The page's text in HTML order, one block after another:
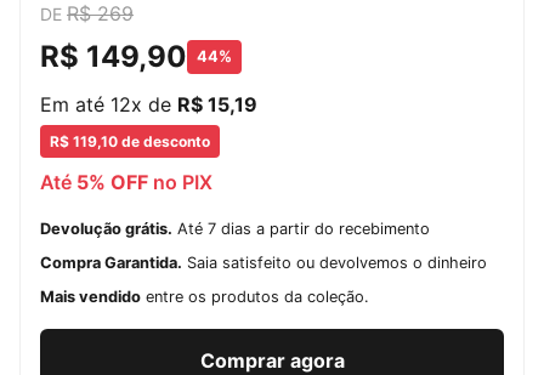
DE R$ 269
R$ 149,90 44%
Em até 12x de R$ 15,19
R$ 119,10 de desconto
Até 5% OFF no PIX
Devolução grátis. Até 7 dias a partir do recebimento
Compra Garantida. Saia satisfeito ou devolvemos o dinheiro
Mais vendido entre os produtos da coleção.
Comprar agora